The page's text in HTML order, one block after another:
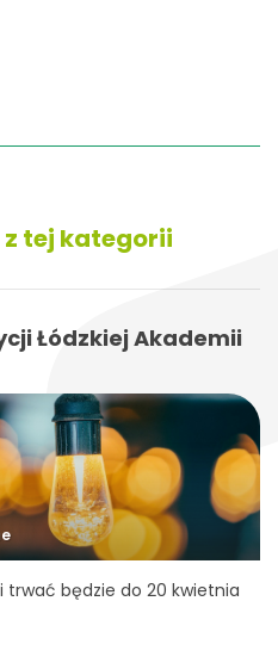
tej kategorii
Łódzkiej Akademii
trwać będzie do 20 kwietnia